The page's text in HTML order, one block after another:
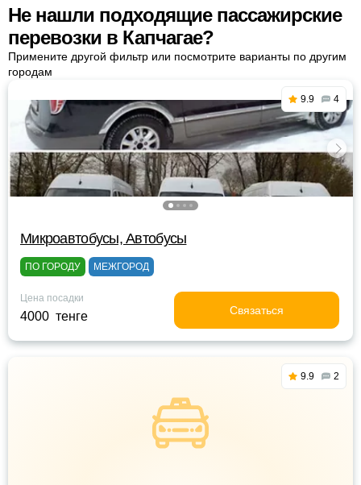
Не нашли подходящие пассажирские
перевозки в Капчагае?
Примените другой фильтр или посмотрите варианты по другим
городам
9.9 4
Микроавтобусы, Автобусы
ПО ГОРОДУ МЕЖГОРОД
Цена посадки
4000 тенге Связаться
9.9 2